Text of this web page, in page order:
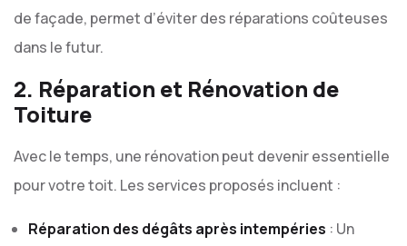
de façade, permet d’éviter des réparations coûteuses
dans le futur.
2. Réparation et Rénovation de
Toiture
Avec le temps, une rénovation peut devenir essentielle
pour votre toit. Les services proposés incluent :
Réparation des dégâts après intempéries : Un